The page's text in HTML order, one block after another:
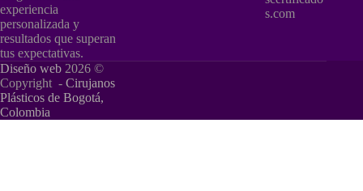
experiencia
personalizada y
resultados que superan
tus expectativas.
s.com
Diseño web 2026 ©
Copyright - Cirujanos
Plásticos de Bogotá,
Colombia